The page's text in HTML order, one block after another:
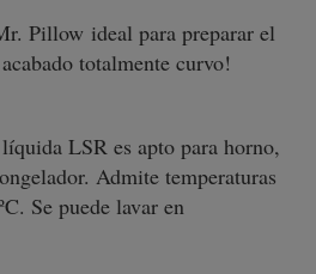
Pillow ideal para preparar el
totalmente curvo!
LSR es apto para horno,
Admite temperaturas
Se puede lavar en